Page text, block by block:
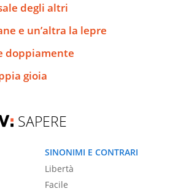
degli altri
e un’altra la lepre
doppiamente
gioia
SAPERE
SINONIMI E CONTRARI
Libertà
Facile